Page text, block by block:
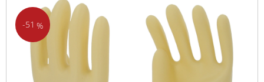
51 %